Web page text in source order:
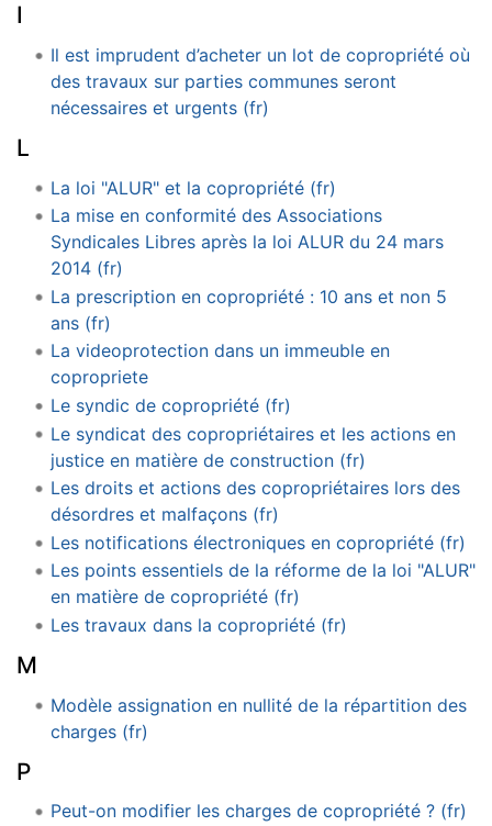
I
Il est imprudent d’acheter un lot de copropriété où
des travaux sur parties communes seront
nécessaires et urgents (fr)
L
La loi "ALUR" et la copropriété (fr)
La mise en conformité des Associations
Syndicales Libres après la loi ALUR du 24 mars
2014 (fr)
La prescription en copropriété : 10 ans et non 5
ans (fr)
La videoprotection dans un immeuble en
copropriete
Le syndic de copropriété (fr)
Le syndicat des copropriétaires et les actions en
justice en matière de construction (fr)
Les droits et actions des copropriétaires lors des
désordres et malfaçons (fr)
Les notifications électroniques en copropriété (fr)
Les points essentiels de la réforme de la loi "ALUR"
en matière de copropriété (fr)
Les travaux dans la copropriété (fr)
M
Modèle assignation en nullité de la répartition des
charges (fr)
P
Peut-on modifier les charges de copropriété ? (fr)